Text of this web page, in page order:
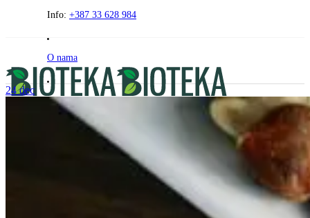
PreskočiteInfo: +387 33 628 984
O nama
Praćenje narudžbe
- Besplatna dostava za narudžbe iznad 120 KM -
24 dec